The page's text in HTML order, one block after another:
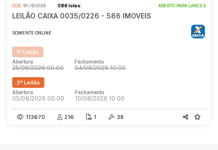
Terreno
Pesquisar
COD. 91 / 9/2026 586 lotes ABERTO PARA LANCES
LEILÃO CAIXA 0035/0226 - 586 IMOVEIS
SOMENTE ONLINE
1º Leilão
Abertura
25/06/2026 00:00
Fechamento
04/08/2026 10:00
2º Leilão
Abertura
05/08/2026 00:00
Fechamento
10/08/2026 10:00
113670 216 1 38